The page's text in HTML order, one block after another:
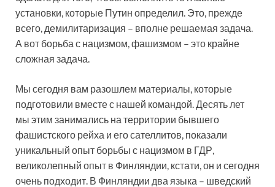
установки, которые Путин определил. Это, прежде
всего, демилитаризация – вполне решаемая задача.
А вот борьба с нацизмом, фашизмом – это крайне
сложная задача.
Мы сегодня вам разошлем материалы, которые
подготовили вместе с нашей командой. Десять лет
мы этим занимались на территории бывшего
фашистского рейха и его сателлитов, показали
уникальный опыт борьбы с нацизмом в ГДР,
великолепный опыт в Финляндии, кстати, он и сегодня
очень подходит. В Финляндии два языка – шведский